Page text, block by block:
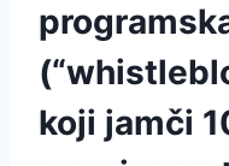
koji jamči